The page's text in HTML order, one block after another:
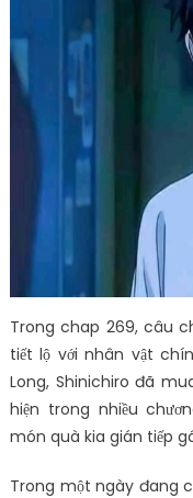
Trong chap 269, câu
tiết lộ với nhân vật
Long, Shinichiro đã
hiện trong nhiều
món quà kia gián tiếp
Trong một ngày đang